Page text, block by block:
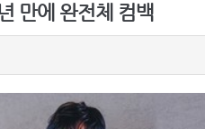
만에 완전체 컴백